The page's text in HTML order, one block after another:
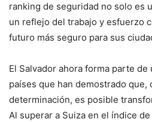
ranking de seguridad no solo es
un reflejo del trabajo y esfuerzo
futuro más seguro para sus
El Salvador ahora forma parte
países que han demostrado que,
determinación, es posible
Al superar a Suiza en el índice